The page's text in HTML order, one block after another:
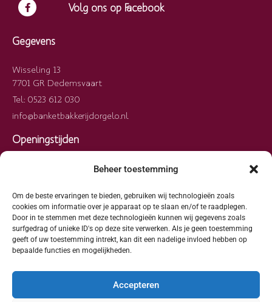
Beheer toestemming
Om de beste ervaringen te bieden, gebruiken wij technologieën zoals
cookies om informatie over je apparaat op te slaan en/of te raadplegen.
Door in te stemmen met deze technologieën kunnen wij gegevens zoals
surfgedrag of unieke ID's op deze site verwerken. Als je geen toestemming
geeft of uw toestemming intrekt, kan dit een nadelige invloed hebben op
bepaalde functies en mogelijkheden.
Accepteren
Volg ons op Facebook
Gegevens
Wisseling 13
7701 GR Dedemsvaart
Tel: 0523 612 030
info@banketbakkerijdorgelo.nl
Openingstijden
Woensdag
Donderdag
Vrijdag
Zaterdag
09:00 – 13:00
09:00 – 13:00
09:00 – 13:00
09:00 – 13:00
09:00 – 13:00